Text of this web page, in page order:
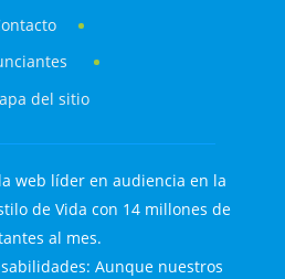
del sitio
web líder en audiencia en la
de Vida con 14 millones de
al mes.
Aunque nuestros